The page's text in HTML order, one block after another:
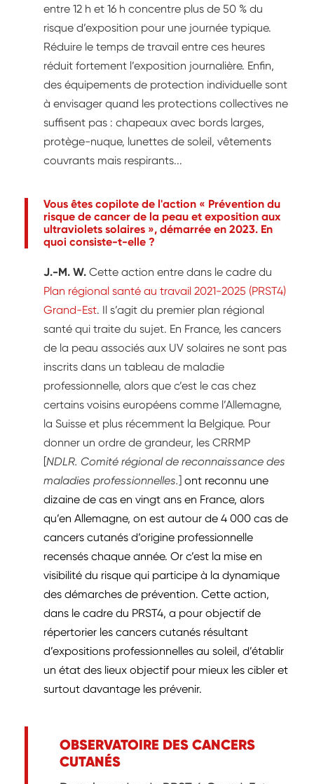
entre 12 h et 16 h concentre plus de 50 % du
risque d’exposition pour une journée typique.
Réduire le temps de travail entre ces heures
réduit fortement l’exposition journalière. Enfin,
des équipements de protection individuelle sont
à envisager quand les protections collectives ne
suffisent pas : chapeaux avec bords larges,
protège-nuque, lunettes de soleil, vêtements
couvrants mais respirants...
Vous êtes copilote de l'action « Prévention du
risque de cancer de la peau et exposition aux
ultraviolets solaires », démarrée en 2023. En
quoi consiste-t-elle ?
J.-M. W. Cette action entre dans le cadre du
Plan régional santé au travail 2021-2025 (PRST4)
Grand-Est. Il s’agit du premier plan régional
santé qui traite du sujet. En France, les cancers
de la peau associés aux UV solaires ne sont pas
inscrits dans un tableau de maladie
professionnelle, alors que c’est le cas chez
certains voisins européens comme l’Allemagne,
la Suisse et plus récemment la Belgique. Pour
donner un ordre de grandeur, les CRRMP
[NDLR. Comité régional de reconnaissance des
maladies professionnelles.] ont reconnu une
dizaine de cas en vingt ans en France, alors
qu’en Allemagne, on est autour de 4 000 cas de
cancers cutanés d’origine professionnelle
recensés chaque année. Or c’est la mise en
visibilité du risque qui participe à la dynamique
des démarches de prévention. Cette action,
dans le cadre du PRST4, a pour objectif de
répertorier les cancers cutanés résultant
d’expositions professionnelles au soleil, d’établir
un état des lieux objectif pour mieux les cibler et
surtout davantage les prévenir.
OBSERVATOIRE DES CANCERS
CUTANÉS